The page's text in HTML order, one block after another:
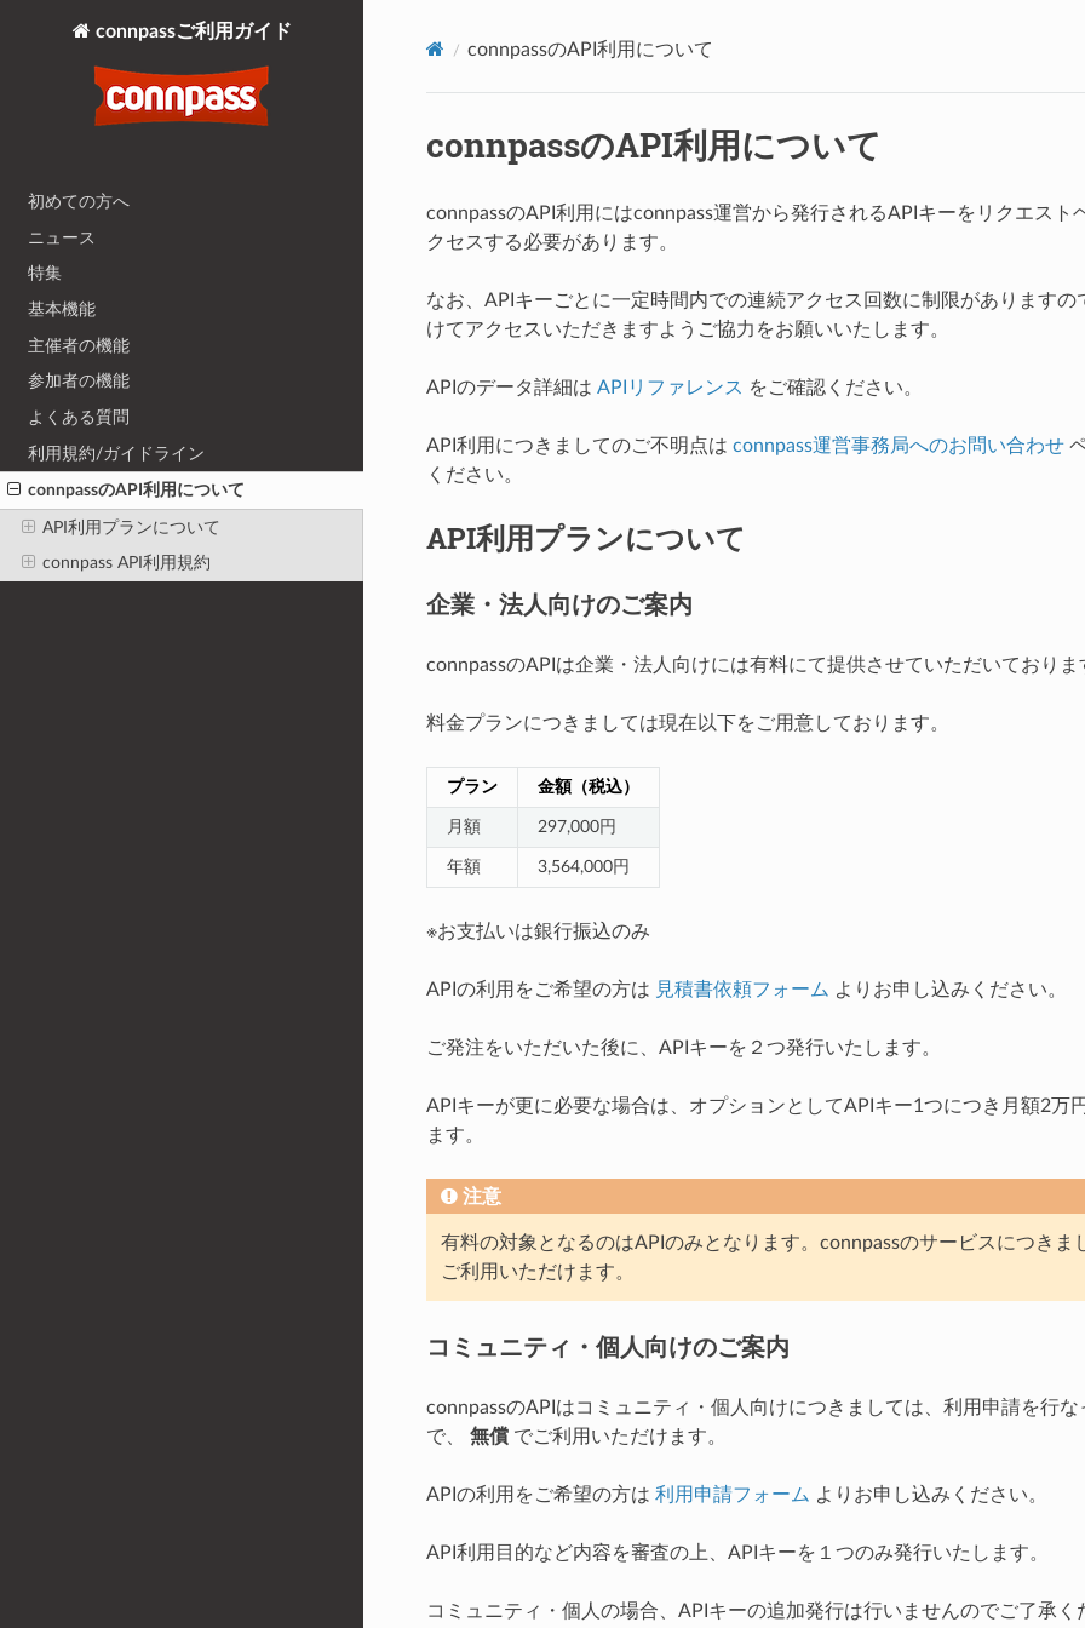
connpassご利用ガイド
初めての方へ
ニュース
特集
基本機能
主催者の機能
参加者の機能
よくある質問
利用規約/ガイドライン
connpassのAPI利用について
API利用プランについて
connpass API利用規約
connpassのAPI利用について
connpassのAPI利用について
connpassのAPI利用にはconnpass運営から発行されるAPIキーをリクエスト
クセスする必要があります。
なお、APIキーごとに一定時間内での連続アクセス回数に制限がありますの
けてアクセスいただきますようご協力をお願いいたします。
APIのデータ詳細は APIリファレンス をご確認ください。
API利用につきましてのご不明点は connpass運営事務局へのお問い合わせ
ください。
API利用プランについて
企業・法人向けのご案内
connpassのAPIは企業・法人向けには有料にて提供させていただいておりま
料金プランにつきましては現在以下をご用意しております。
プラン 金額（税込）
月額 297,000円
年額 3,564,000円
※お支払いは銀行振込のみ
APIの利用をご希望の方は 見積書依頼フォーム よりお申し込みください。
ご発注をいただいた後に、APIキーを２つ発行いたします。
APIキーが更に必要な場合は、オプションとしてAPIキー1つにつき月額2万
ます。
注意
有料の対象となるのはAPIのみとなります。connpassのサービスにつきま
ご利用いただけます。
コミュニティ・個人向けのご案内
connpassのAPIはコミュニティ・個人向けにつきましては、利用申請を行
で、 無償でご利用いただけます。
APIの利用をご希望の方は 利用申請フォーム よりお申し込みください。
API利用目的など内容を審査の上、APIキーを１つのみ発行いたします。
コミュニティ・個人の場合、APIキーの追加発行は行いませんのでご了承く